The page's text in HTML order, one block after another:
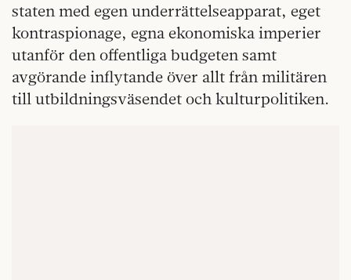
staten med egen underrättelseapparat, eget
kontraspionage, egna ekonomiska imperier
utanför den offentliga budgeten samt
avgörande inflytande över allt från militären
till utbildningsväsendet och kulturpolitiken.